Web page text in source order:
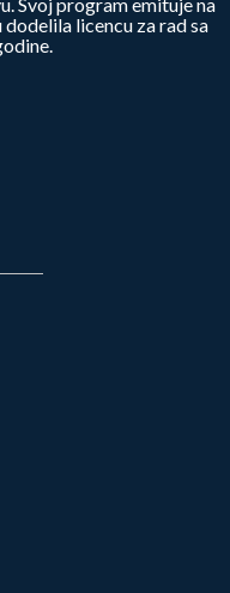
Svoj program emituje na
licencu za rad sa